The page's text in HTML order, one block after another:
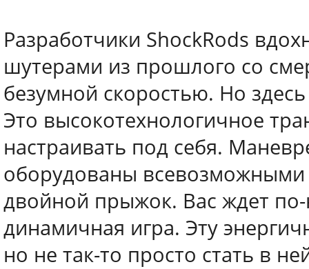
Разработчики ShockRods
шутерами из прошлого со
безумной скоростью. Но
Это высокотехнологичное
настраивать под себя.
оборудованы
двойной прыжок. Вас ждет
динамичная игра. Эту
но не так-то просто стать в